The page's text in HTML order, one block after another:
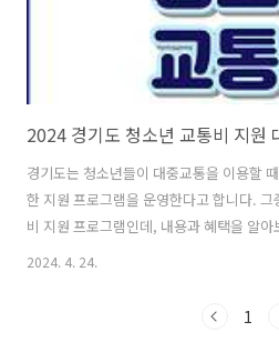
2024 경기도 청소년 교통비 지원
경기도는 청소년들이 대중교통을 이용할
한 지원 프로그램을 운영한다고 합니다.
비 지원 프로그램인데, 내용과 혜택을
기도 청소년 교통비 지원 프로그램2. 만 19
린이·청소년을 위한 신설 교통비 지원5.
2024. 4. 24.
1